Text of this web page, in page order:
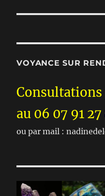
VOYANCE SUR
au 06 07 91 27
ou par mail :